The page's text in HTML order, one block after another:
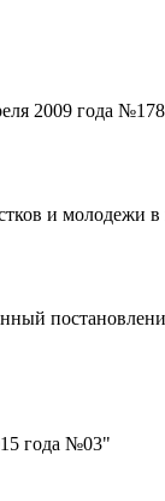
2009 года
и молодежи в
года №03"